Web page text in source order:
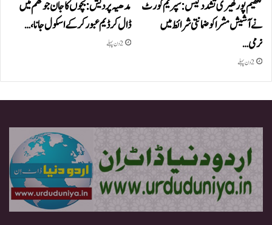
لکھیم پور کھیری تشدد کیس: سپریم کورٹ
نے آشیش مشرا کو ضمانتی شرائط میں
نرمی…
2 دن پہلے
مدھیہ پردیش: بچوں کا جان جوکھم میں
ڈال کر ڈیم عبور کر کے اسکول جانا،…
2 دن پہلے